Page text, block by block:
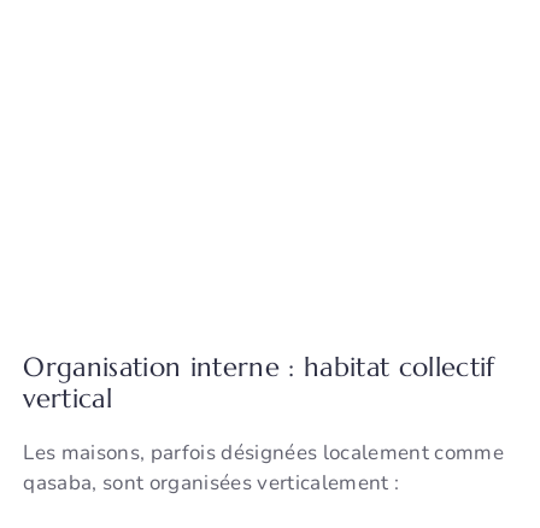
Organisation interne : habitat collectif
vertical
Les maisons, parfois désignées localement comme
qasaba, sont organisées verticalement :